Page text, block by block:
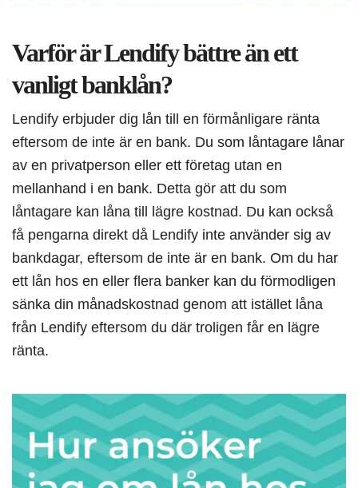
Varför är Lendify bättre än ett
vanligt banklån?
Lendify erbjuder dig lån till en förmånligare ränta
eftersom de inte är en bank. Du som låntagare lånar
av en privatperson eller ett företag utan en
mellanhand i en bank. Detta gör att du som
låntagare kan låna till lägre kostnad. Du kan också
få pengarna direkt då Lendify inte använder sig av
bankdagar, eftersom de inte är en bank. Om du har
ett lån hos en eller flera banker kan du förmodligen
sänka din månadskostnad genom att istället låna
från Lendify eftersom du där troligen får en lägre
ränta.